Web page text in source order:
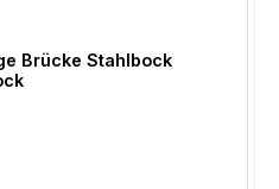
Brücke Stahlbock